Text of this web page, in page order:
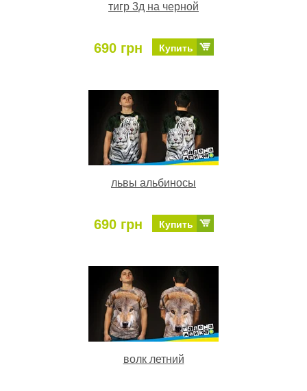
тигр 3д на черной
690 грн Купить
львы альбиносы
690 грн Купить
волк летний